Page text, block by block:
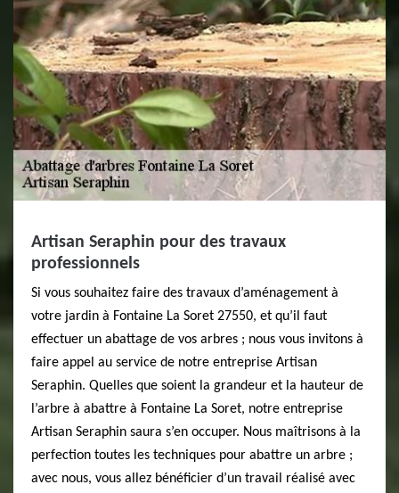
Artisan Seraphin pour des travaux
professionnels
Si vous souhaitez faire des travaux d’aménagement à
votre jardin à Fontaine La Soret 27550, et qu’il faut
effectuer un abattage de vos arbres ; nous vous invitons à
faire appel au service de notre entreprise Artisan
Seraphin. Quelles que soient la grandeur et la hauteur de
l’arbre à abattre à Fontaine La Soret, notre entreprise
Artisan Seraphin saura s’en occuper. Nous maîtrisons à la
perfection toutes les techniques pour abattre un arbre ;
avec nous, vous allez bénéficier d’un travail réalisé avec